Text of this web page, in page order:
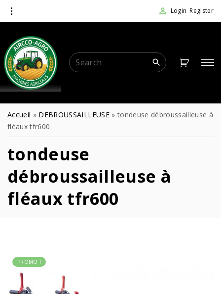
Login Register
Accueil » DEBROUSSAILLEUSE»tondeuse débroussailleuse à
fléaux tfr600
tondeuse
débroussailleuse à
fléaux tfr600
PROMO !